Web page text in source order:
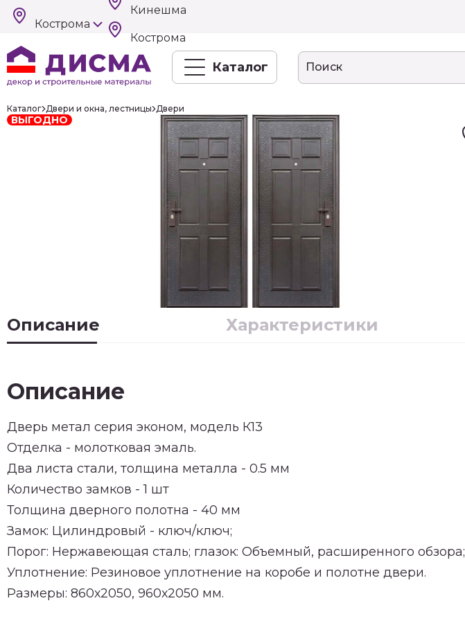
Кострома
Кинешма
Кострома
Каталог
Каталог Двери и окна, лестницы Двери
ВЫГОДНО
Описание Характеристики
Описание
Дверь метал серия эконом, модель К13
Отделка - молотковая эмаль.
Два листа стали, толщина металла - 0.5 мм
Количество замков - 1 шт
Толщина дверного полотна - 40 мм
Замок: Цилиндровый - ключ/ключ;
Порог: Нержавеющая сталь; глазок: Объемный, расширенного обзора;
Уплотнение: Резиновое уплотнение на коробе и полотне двери.
Размеры: 860х2050, 960х2050 мм.